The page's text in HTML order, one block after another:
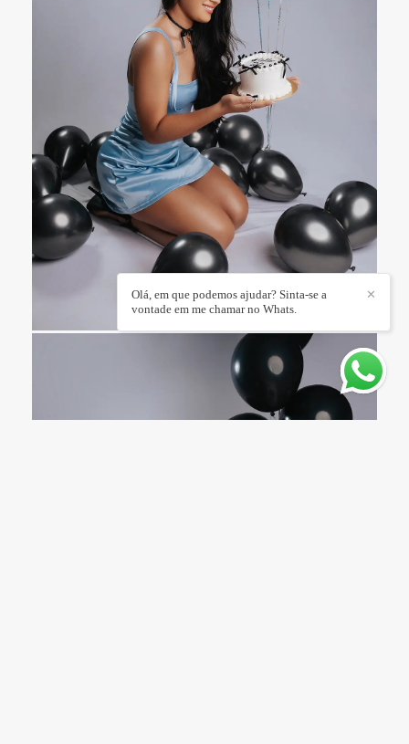
✕
Olá, em que podemos ajudar? Sinta-se a
vontade em me chamar no Whats.